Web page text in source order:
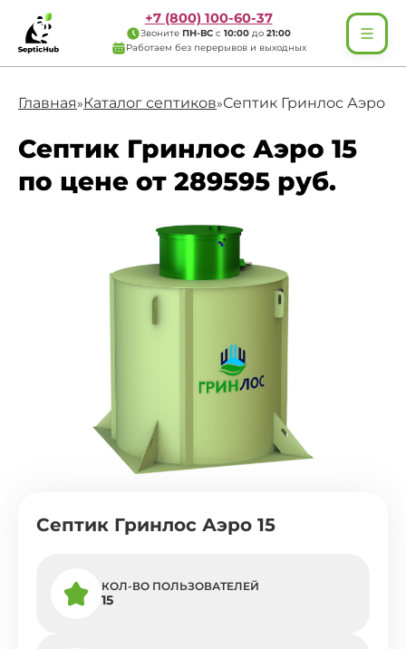
+7 (800) 100-60-37
Звоните ПН-ВС с 10:00 до 21:00
Работаем без перерывов и выходных
Главная»Каталог септиков»Септик Гринлос Аэро 15
Септик Гринлос Аэро 15
по цене от 289595 руб.
Септик Гринлос Аэро 15
КОЛ-ВО ПОЛЬЗОВАТЕЛЕЙ
15